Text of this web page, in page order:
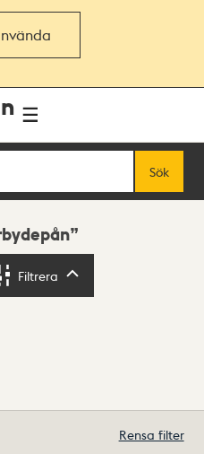
Sök
Filtrera
Rensa filter